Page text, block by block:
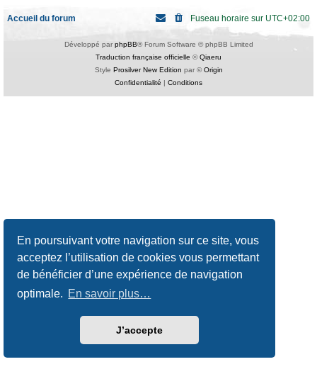
En poursuivant votre navigation sur ce site, vous
acceptez l’utilisation de cookies vous permettant
de bénéficier d’une expérience de navigation
optimale. En savoir plus…
J’accepte
Accueil du forum Fuseau horaire sur UTC+02:00
Développé par phpBB® Forum Software © phpBB Limited
Traduction française officielle ©Qiaeru
Style Prosilver New Edition par ©Origin
Confidentialité
Conditions